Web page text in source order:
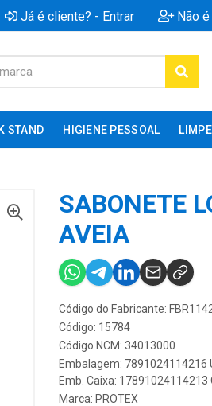
Já é cliente? - Entrar Não
STAND HIGIENE PESSOAL
SABONETE
AVEIA
Código do Fabricante:
Código: 15784
Código NCM: 34013000
Embalagem: 7891024114216
Emb. Caixa: 17891024114213
Marca: PROTEX